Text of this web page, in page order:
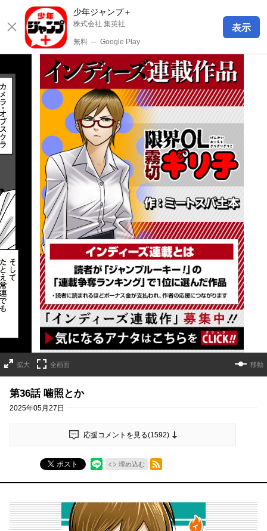
少年ジャンプ＋
株式会社 集英社
無料 ─ Google Play
表示
詳細ページへのリンク
拡大 全画面 移動
第36話 噛照とか
2025年05月27日
応援コメントを見る(1592)
ポスト 埋め込む
RSSフィード